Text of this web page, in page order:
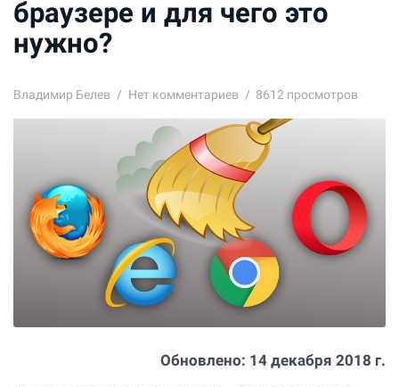
браузере и для чего это
нужно?
Владимир Белев Нет комментариев 8612 просмотров
Обновлено: 14 декабря 2018 г.